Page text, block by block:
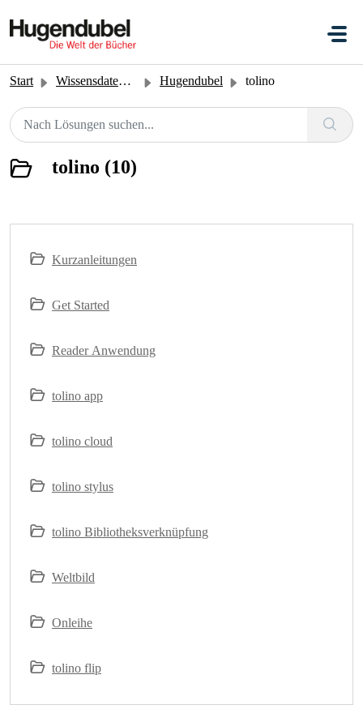
Start Wissensdatenbank Hugendubel tolino
tolino (10)
Kurzanleitungen
Get Started
Reader Anwendung
tolino app
tolino cloud
tolino stylus
tolino Bibliotheksverknüpfung
Weltbild
Onleihe
tolino flip